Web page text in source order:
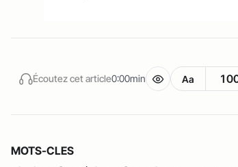
Écoutez cet article0:00min Aa
MOTS-CLES